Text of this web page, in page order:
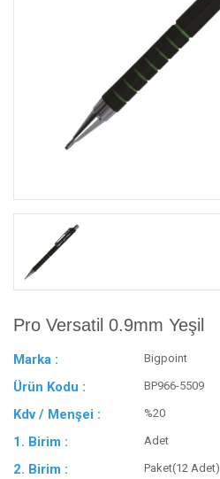
Pro Versatil 0.9mm Yeşil
Marka : Bigpoint
Ürün Kodu : BP966-5509
Kdv / Menşei : %20
1. Birim : Adet
2. Birim : Paket(12 Adet)